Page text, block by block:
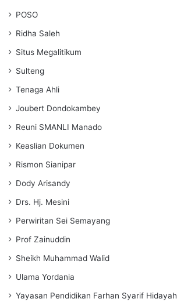
POSO
Ridha Saleh
Situs Megalitikum
Sulteng
Tenaga Ahli
Joubert Dondokambey
Reuni SMANLI Manado
Keaslian Dokumen
Rismon Sianipar
Dody Arisandy
Drs. Hj. Mesini
Perwiritan Sei Semayang
Prof Zainuddin
Sheikh Muhammad Walid
Ulama Yordania
Yayasan Pendidikan Farhan Syarif Hidayah